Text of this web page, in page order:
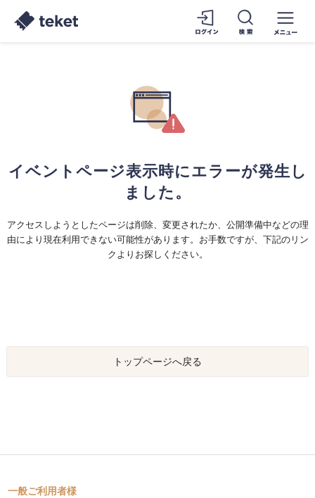
イベントページ表示時にエラーが発生し
ました。
アクセスしようとしたページは削除、変更されたか、公開準備中などの理
由により現在利用できない可能性があります。お手数ですが、下記のリン
クよりお探しください。
トップページへ戻る
一般ご利用者様